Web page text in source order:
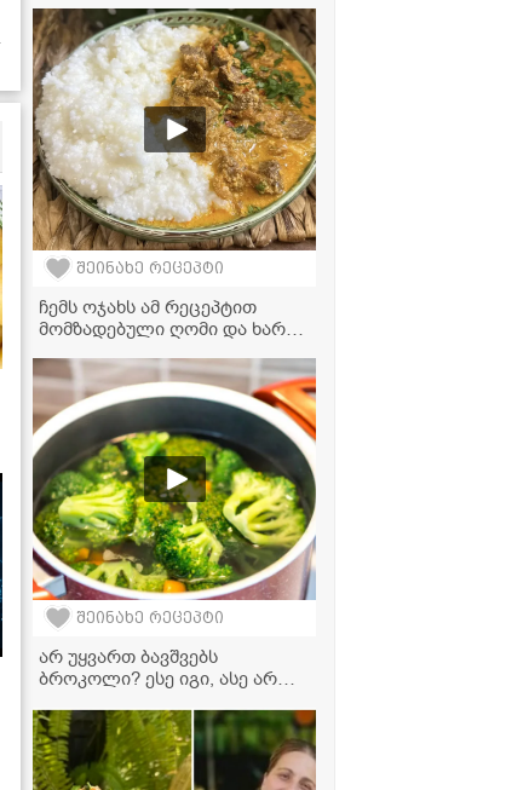
ესენციის რეცეპტი, რომელიც
სასწაულებს ახდენს!
შეინახე რეცეპტი
ჩემს ოჯახს ამ რეცეპტით
მომზადებული ღომი და ხარჩო
ვიდეორეცეპტი
შეინახე რეცეპტი
არ უყვართ ბავშვებს
ბროკოლი? ესე იგი, ასე არ
უგემრიელესი წვნიანის
რეცეპტი